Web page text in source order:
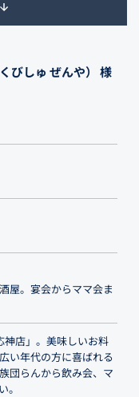
びしゅ ぜんや） 様
屋。宴会からママ会ま
神店」。美味しいお料
い年代の方に喜ばれる
団らんから飲み会、マ
。